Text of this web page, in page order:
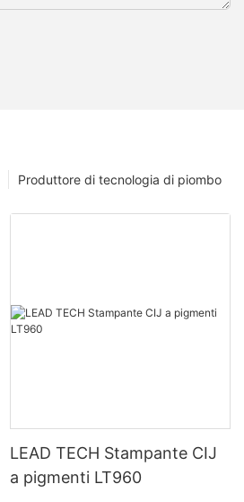
Produttore di tecnologia di piombo
LEAD TECH Stampante CIJ
a pigmenti LT960